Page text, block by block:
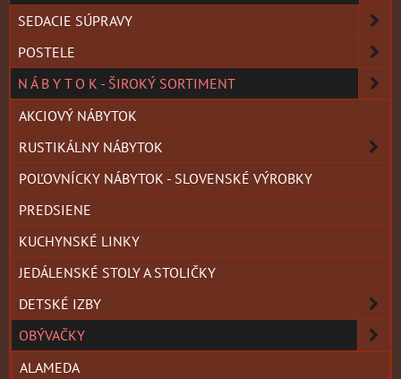
SEDACIE SÚPRAVY
POSTELE
N Á B Y T O K - ŠIROKÝ SORTIMENT
AKCIOVÝ NÁBYTOK
RUSTIKÁLNY NÁBYTOK
POĽOVNÍCKY NÁBYTOK - SLOVENSKÉ VÝROBKY
PREDSIENE
KUCHYNSKÉ LINKY
JEDÁLENSKÉ STOLY A STOLIČKY
DETSKÉ IZBY
OBÝVAČKY
ALAMEDA